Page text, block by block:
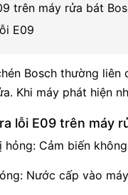
trên máy rửa bát
E09
Bosch thường
Khi máy phát hiện
lỗi E09 trên máy
Cảm biến
Nước cấp vào